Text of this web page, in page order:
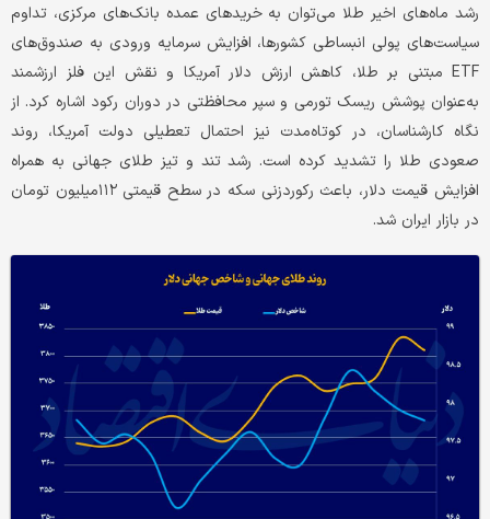
رشد ماه‌های اخیر طلا می‌توان به خرید‌های عمده بانک‌های مرکزی، تداوم
سیاست‌های پولی انبساطی کشورها، افزایش سرمایه ورودی به صندوق‌های
ETF مبتنی بر طلا، کاهش ارزش دلار آمریکا و نقش این فلز ارزشمند
به‌عنوان پوشش ریسک تورمی و سپر محافظتی در دوران رکود اشاره کرد. از
نگاه کارشناسان، در کوتاه‌مدت نیز احتمال تعطیلی دولت آمریکا، روند
صعودی طلا را تشدید کرده است. رشد تند و تیز طلای جهانی به همراه
افزایش قیمت دلار، باعث رکوردزنی سکه در سطح قیمتی ۱۱۲میلیون تومان
در بازار ایران شد.